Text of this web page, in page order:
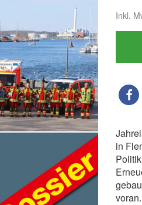
Inkl.
in
voran.